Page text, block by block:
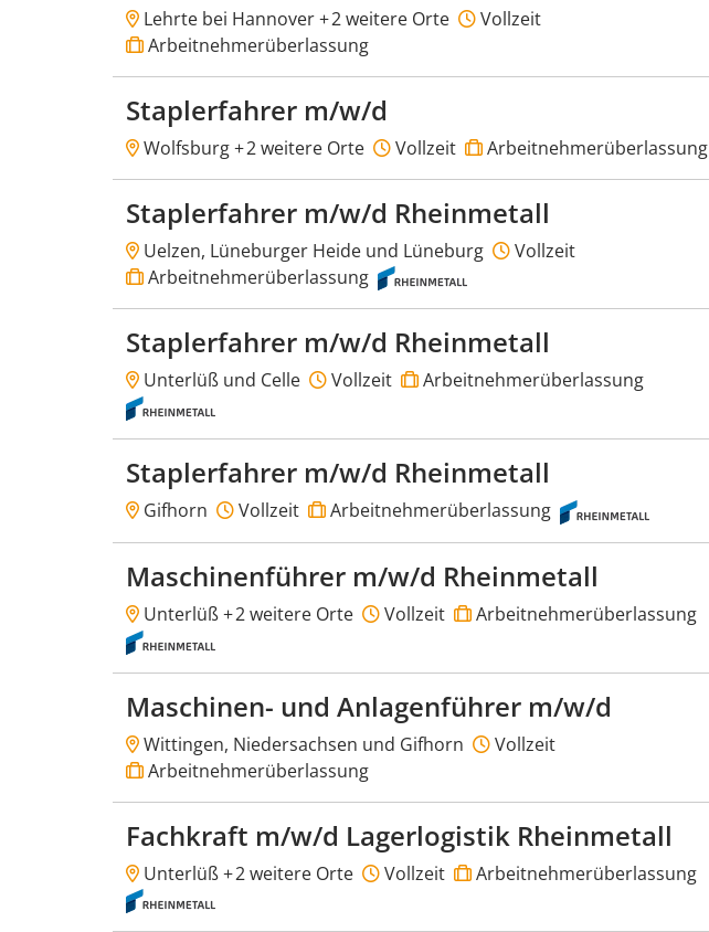
Lehrte bei Hannover +2 weitere Orte
Vollzeit
Arbeitnehmerüberlassung
Staplerfahrer m/w/d
Wolfsburg +2 weitere Orte Vollzeit Arbeitnehmerüberlassung
Staplerfahrer m/w/d Rheinmetall
Uelzen, Lüneburger Heide und Lüneburg
Vollzeit
Arbeitnehmerüberlassung
Staplerfahrer m/w/d Rheinmetall
Unterlüß und Celle Vollzeit Arbeitnehmerüberlassung
Staplerfahrer m/w/d Rheinmetall
Gifhorn Vollzeit Arbeitnehmerüberlassung
Maschinenführer m/w/d Rheinmetall
Unterlüß +2 weitere Orte Vollzeit Arbeitnehmerüberlassung
Maschinen- und Anlagenführer m/w/d
Wittingen, Niedersachsen und Gifhorn
Vollzeit
Arbeitnehmerüberlassung
Fachkraft m/w/d Lagerlogistik Rheinmetall
Unterlüß +2 weitere Orte Vollzeit Arbeitnehmerüberlassung